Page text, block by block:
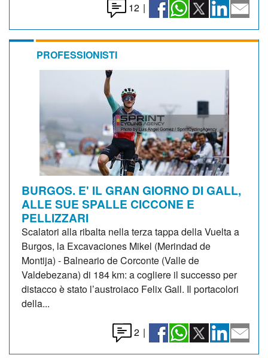
12 |
PROFESSIONISTI
BURGOS. E' IL GRAN GIORNO DI GALL,
ALLE SUE SPALLE CICCONE E
PELLIZZARI
Scalatori alla ribalta nella terza tappa della Vuelta a
Burgos, la Excavaciones Mikel (Merindad de
Montija) - Balneario de Corconte (Valle de
Valdebezana) di 184 km: a cogliere il successo per
distacco è stato l’austroiaco Felix Gall. Il portacolori
della...
2 |